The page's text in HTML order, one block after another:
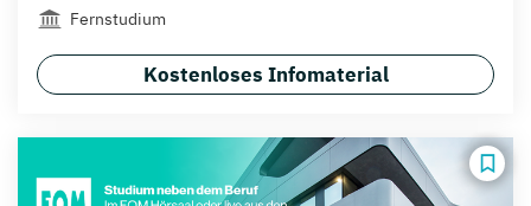
Fernstudium
Kostenloses Infomaterial